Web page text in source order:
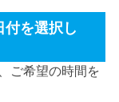
付を選択し
ご希望の時間を